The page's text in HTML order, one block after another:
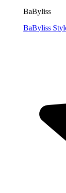
BaByliss
BaByliss